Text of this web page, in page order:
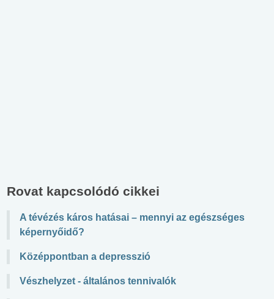
Rovat kapcsolódó cikkei
A tévézés káros hatásai – mennyi az egészséges
képernyőidő?
Középpontban a depresszió
Vészhelyzet - általános tennivalók